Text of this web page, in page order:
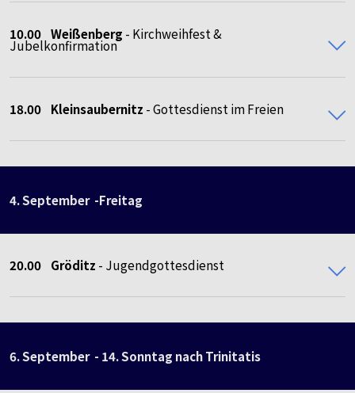
10.00 Weißenberg - Kirchweihfest &
Jubelkonfirmation
18.00 Kleinsaubernitz - Gottesdienst im Freien
4. September -Freitag
20.00 Gröditz - Jugendgottesdienst
6. September - 14. Sonntag nach Trinitatis